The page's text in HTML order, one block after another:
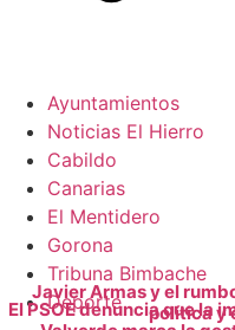
Ayuntamientos
Noticias El Hierro
Cabildo
Canarias
El Mentidero
Gorona
Tribuna Bimbache
Deporte
Javier Armas y el
política y
El PSOE denuncia que la